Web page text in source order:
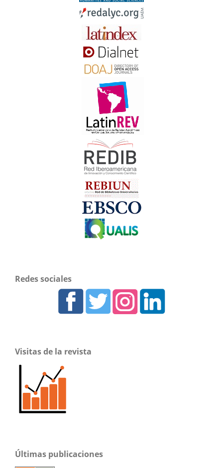
Redes sociales
Visitas de la revista
Últimas publicaciones